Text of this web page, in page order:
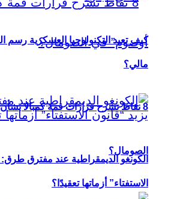
8 نقاط تشرح قرارات قمة كمبالا
الصومال؟
كيف تعيد التكنولوجيا العسكرية رسم
مالي؟
الكونغو الديمقراطية عند مفترق
الاستفتاء” أزماتها تعقيدًا؟